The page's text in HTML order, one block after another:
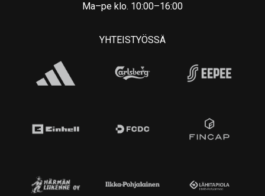
Ma–pe klo. 10:00–16:00
YHTEISTYÖSSÄ